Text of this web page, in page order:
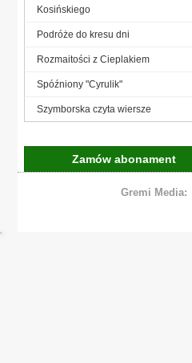
Kosińskiego
Podróże do kresu dni
Rozmaitości z Cieplakiem
Spóźniony "Cyrulik"
Szymborska czyta wiersze
Zamów abonament
Gremi Media: